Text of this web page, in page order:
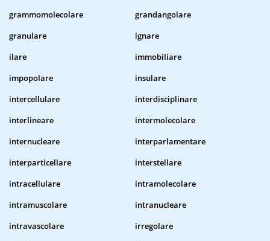
grammomolecolare
grandangolare
granulare
ignare
ilare
immobiliare
impopolare
insulare
intercellulare
interdisciplinare
interlineare
intermolecolare
internucleare
interparlamentare
interparticellare
interstellare
intracellulare
intramolecolare
intramuscolare
intranucleare
intravascolare
irregolare